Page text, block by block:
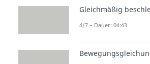
Gleichmäßig
4/7 – Dauer: 04:43